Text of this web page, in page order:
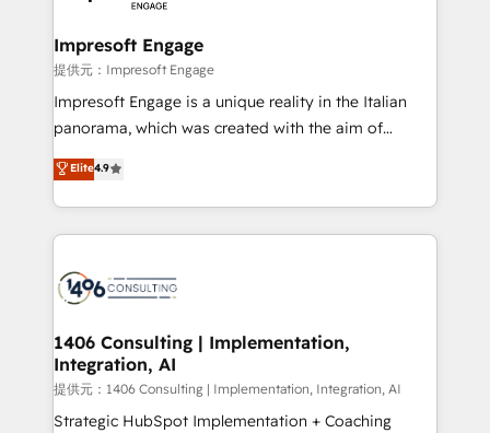
and we're focused on HubSpot. We work with some
of HubSpot's most important customers to generate
value from the platform in the long term. 🤖 We have
worked 400+ HubSpot customers across industries
but specialise in the more complex projects where
represent key aspects of the project's success.
Impresoft Engage
提供元：Impresoft Engage
Impresoft Engage is a unique reality in the Italian
panorama, which was created with the aim of
putting Customer Experience at the center by
creating digital environments capable of integrating
people, processes and data. We offer the best
digital solutions on the market, ranging from CRM
marketing automation to online and offline sales
allowing companies to optimize processes and meet
the needs of the customer. We are part of Impresoft
Group, a group of specialized and complementary
companies that divide their offer into 4
Elite4.9
1406 Consulting | Implementation,
Integration, AI
提供元：1406 Consulting | Implementation, Integration, AI
Strategic HubSpot Implementation + Coaching